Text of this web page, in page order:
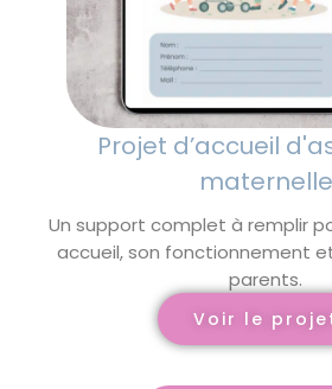
Projet d’accueil
maternelle
Un support complet à remplir
accueil, son fonctionnement
parents.
Voir le